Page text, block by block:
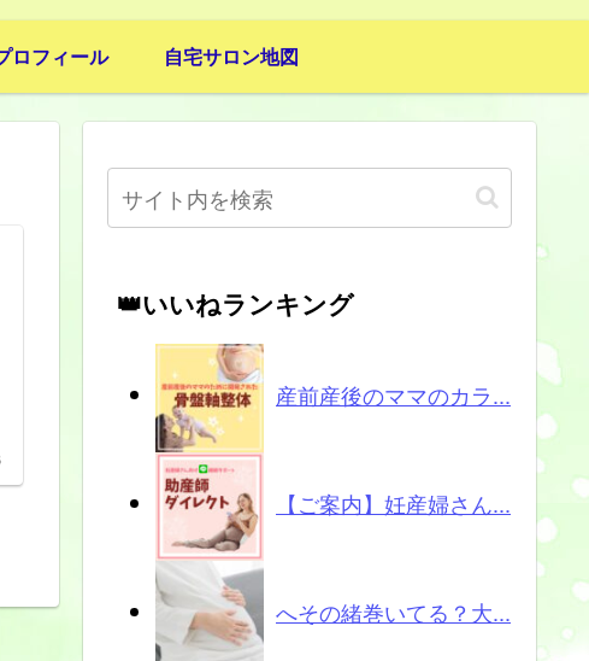
ロフィール 自宅サロン地図
👑いいねランキング
産前産後のママのカラ...
【ご案内】妊産婦さん...
へその緒巻いてる？大...